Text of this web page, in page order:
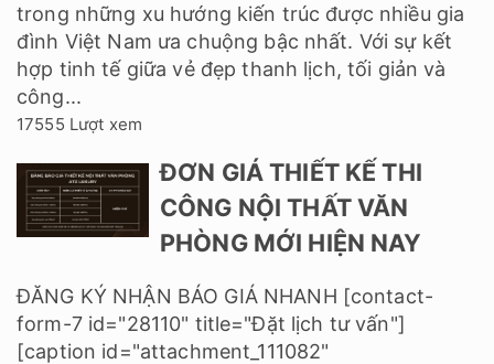
trong những xu hướng kiến trúc được nhiều gia
đình Việt Nam ưa chuộng bậc nhất. Với sự kết
hợp tinh tế giữa vẻ đẹp thanh lịch, tối giản và
công...
17555 Lượt xem
ĐƠN GIÁ THIẾT KẾ THI
CÔNG NỘI THẤT VĂN
PHÒNG MỚI HIỆN NAY
ĐĂNG KÝ NHẬN BÁO GIÁ NHANH [contact-
form-7 id="28110" title="Đặt lịch tư vấn"]
[caption id="attachment_111082"